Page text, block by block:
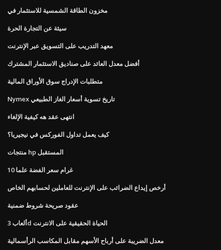
مخزون الطاقة الشمسية للاستثمار في
سيئة عن التجارة الحرة
معهد التدريب على التسويق عبر الإنترنت
أفضل معدل العائد على صناديق الاستثمار المشترك
متطلبات الإدراج سوق الأوراق المالية
Nymex تاريخ تسوية أسعار الغاز الطبيعي
انتهى عقد هه كيفية الإلغاء
كيف يعمل تداول الفوركس في نيجيريا؟
منتجات hp المستقبل
10 غرام سعر الفضة علما
أرخص إيداع الضرائب على الإنترنت للعاملين لحسابهم الخاص
عقود صريحة شروط ضمنية
ألعاب 3d الحياة الحقيقية على الانترنت
معدل الضريبة على أرباح الأسهم مقابل المكاسب الرأسمالية